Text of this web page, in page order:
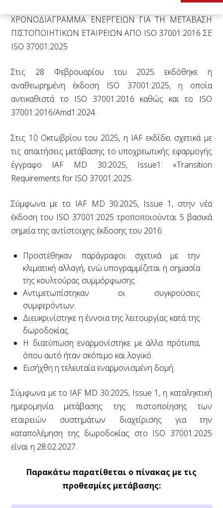
XΡΟΝΟΔΙΑΓΡΑΜΜΑ ΕΝΕΡΓΕΙΩΝ ΓΙΑ ΤΗ ΜΕΤΑΒΑΣΗ
ΠΙΣΤΟΠΟΙΗΤΙΚΩΝ ΕΤΑΙΡΕΙΩΝ ΑΠΟ ISO 37001:2016 ΣΕ
ISO 37001:2025
Στις 28 Φεβρουαρίου του 2025 εκδόθηκε η
αναθεωρημένη έκδοση ISO 37001:2025, η οποία
αντικαθιστά το ISO 37001:2016 καθώς και το ISO
37001:2016/Αmd1:2024.
Στις 10 Οκτωβρίου του 2025, η IAF εκδίδει σχετικά με
τις απαιτήσεις μετάβασης το υποχρεωτικής εφαρμογής
έγγραφο IAF MD 30:2025, Issue1: «Transition
Requirements for ISO 37001:2025.
Σύμφωνα με το IAF MD 30:2025, Issue 1, στην νέα
έκδοση του ISO 37001:2025 τροποποιούνται 5 βασικά
σημεία της αντίστοιχης έκδοσης του 2016:
Προστέθηκαν παράγραφοι σχετικά με την
κλιματική αλλαγή, ενώ υπογραμμίζεται η σημασία
της κουλτούρας συμμόρφωσης.
Αντιμετωπίστηκαν οι συγκρούσεις
συμφερόντων.
Διευκρινίστηκε η έννοια της λειτουργίας κατά της
δωροδοκίας.
Η διατύπωση εναρμονίστηκε με άλλα πρότυπα,
όπου αυτό ήταν σκόπιμο και λογικό.
Εισήχθη η τελευταία εναρμονισμένη δομή.
Σύμφωνα με το IAF MD 30:2025, Issue 1, η καταληκτική
ημερομηνία μετάβασης της πιστοποίησης των
εταιρειών συστημάτων διαχείρισης για την
καταπολέμηση της δωροδοκίας στο ISO 37001:2025
είναι η 28.02.2027.
Παρακάτω παρατίθεται ο πίνακας με τις
προθεσμίες μετάβασης: